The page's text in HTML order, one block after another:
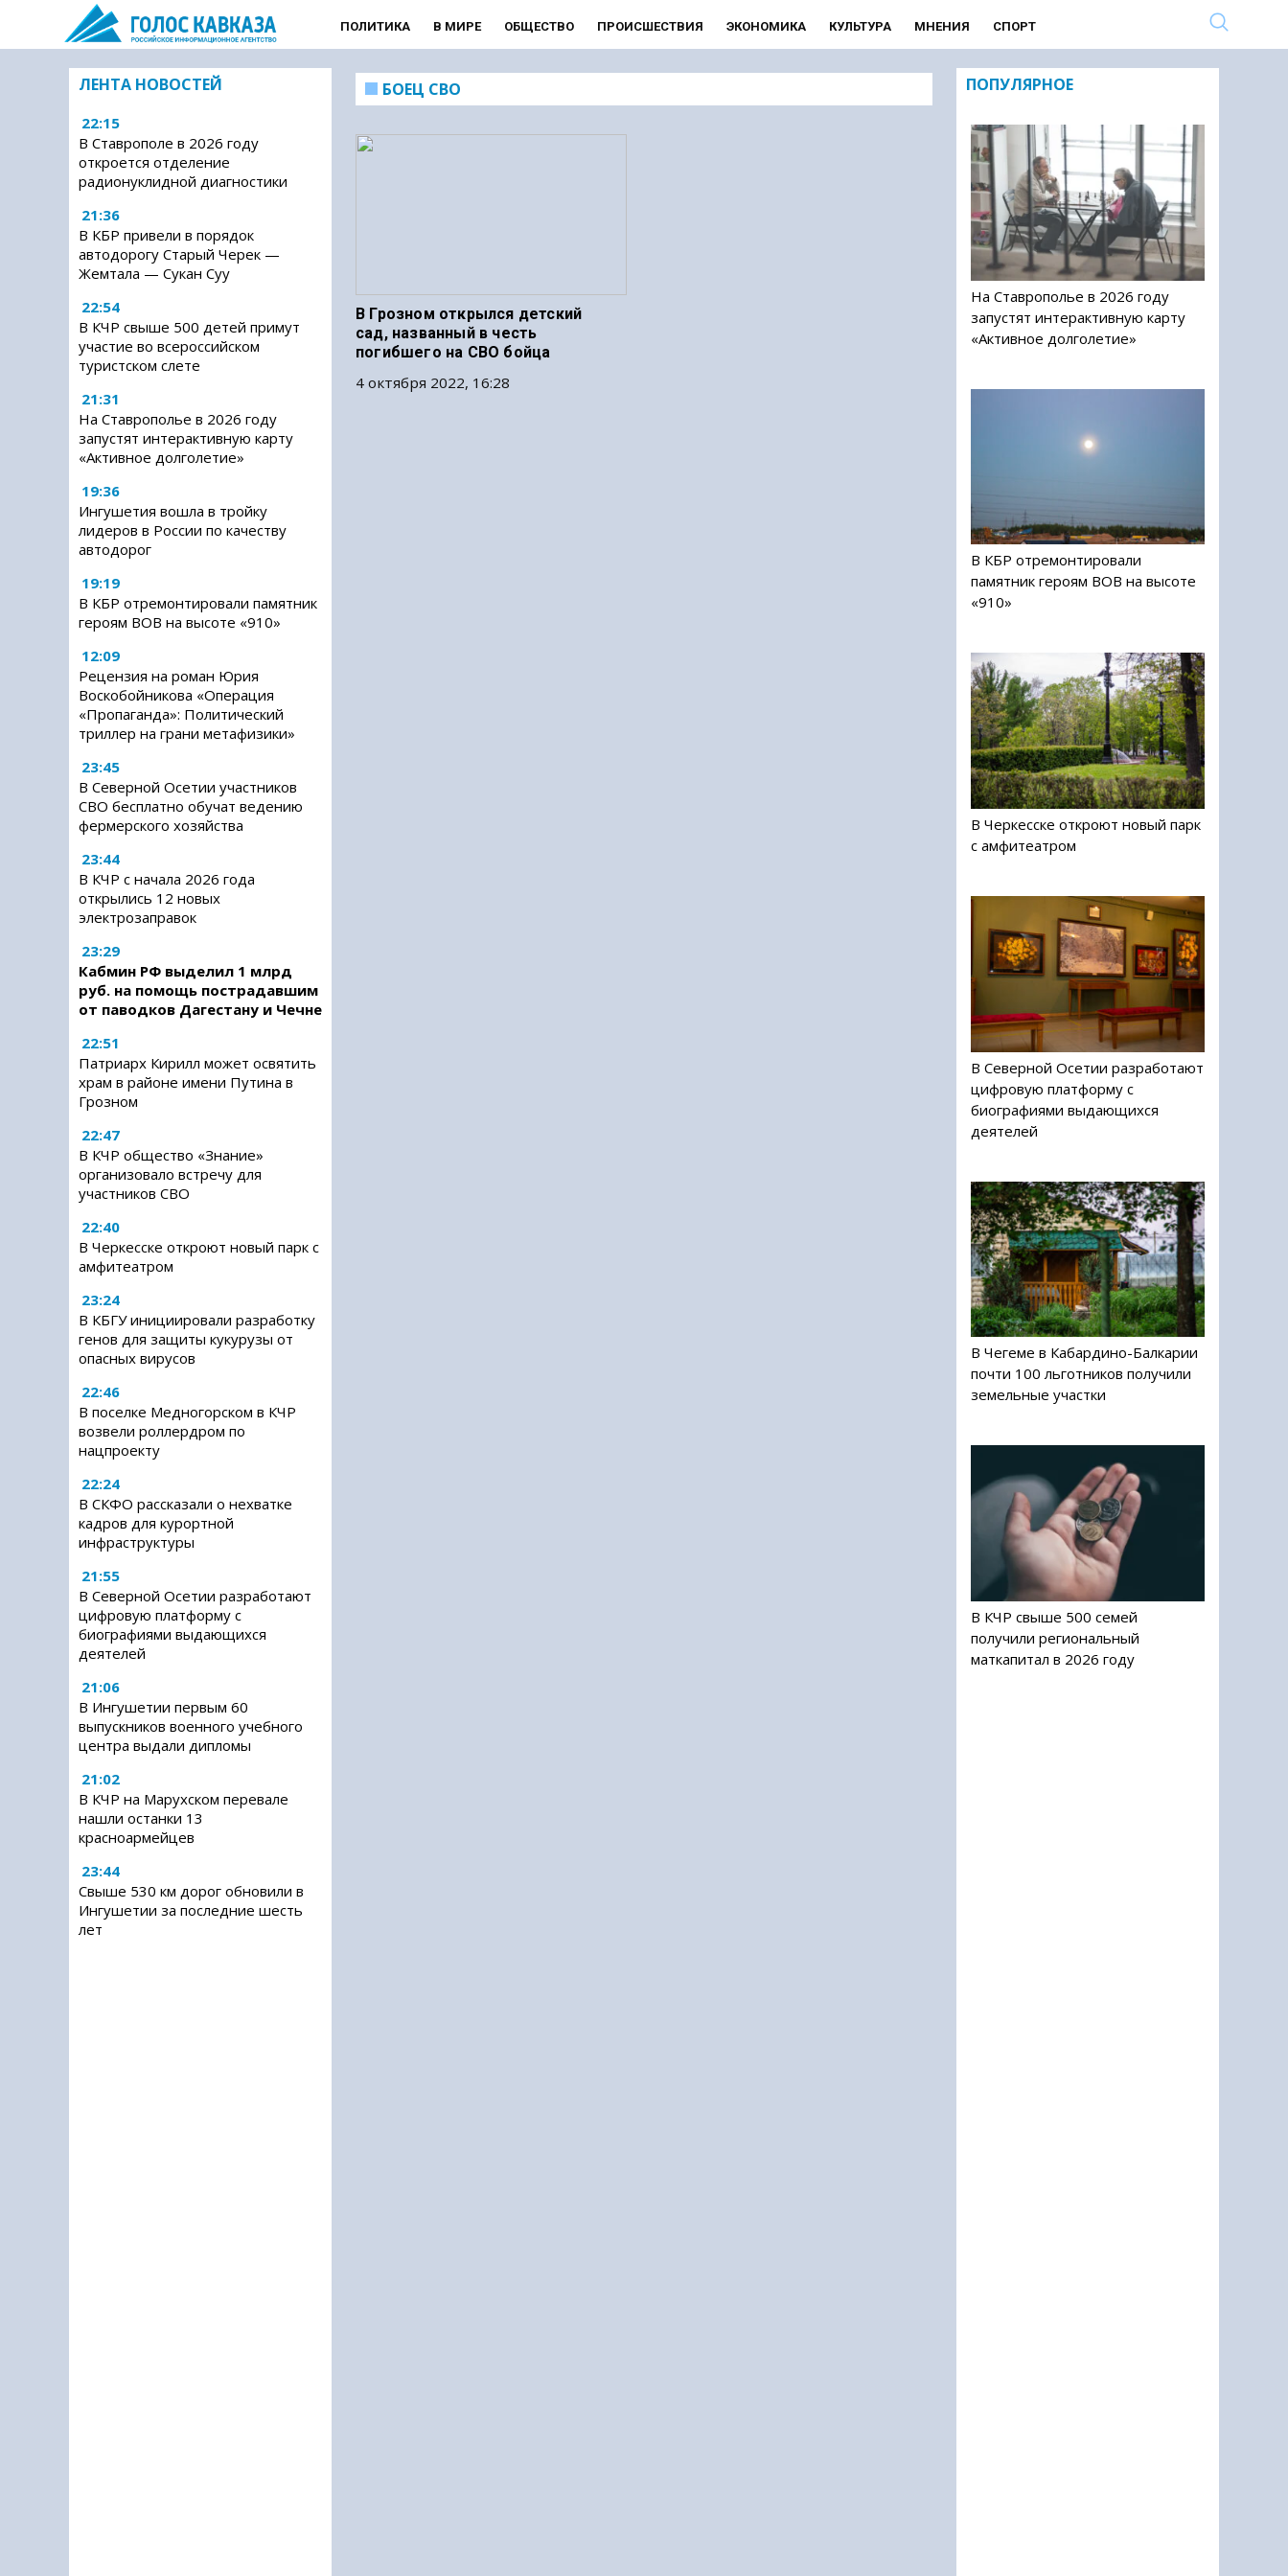
ПОЛИТИКА В МИРЕ ОБЩЕСТВО ПРОИСШЕСТВИЯ ЭКОНОМИКА КУЛЬТУРА МНЕНИЯ СПОРТ
ЛЕНТА НОВОСТЕЙ
22:15
В Ставрополе в 2026 году
откроется отделение
радионуклидной диагностики
21:36
В КБР привели в порядок
автодорогу Старый Черек —
Жемтала — Сукан Суу
22:54
В КЧР свыше 500 детей примут
участие во всероссийском
туристском слете
21:31
На Ставрополье в 2026 году
запустят интерактивную карту
«Активное долголетие»
19:36
Ингушетия вошла в тройку
лидеров в России по качеству
автодорог
19:19
В КБР отремонтировали памятник
героям ВОВ на высоте «910»
12:09
Рецензия на роман Юрия
Воскобойникова «Операция
«Пропаганда»: Политический
триллер на грани метафизики»
23:45
В Северной Осетии участников
СВО бесплатно обучат ведению
фермерского хозяйства
23:44
В КЧР с начала 2026 года
открылись 12 новых
электрозаправок
23:29
Кабмин РФ выделил 1 млрд
руб. на помощь пострадавшим
от паводков Дагестану и Чечне
22:51
Патриарх Кирилл может освятить
храм в районе имени Путина в
Грозном
22:47
В КЧР общество «Знание»
организовало встречу для
участников СВО
22:40
В Черкесске откроют новый парк с
амфитеатром
23:24
В КБГУ инициировали разработку
генов для защиты кукурузы от
опасных вирусов
22:46
В поселке Медногорском в КЧР
возвели роллердром по
нацпроекту
22:24
В СКФО рассказали о нехватке
кадров для курортной
инфраструктуры
21:55
В Северной Осетии разработают
цифровую платформу с
биографиями выдающихся
деятелей
21:06
В Ингушетии первым 60
выпускников военного учебного
центра выдали дипломы
21:02
В КЧР на Марухском перевале
нашли останки 13
красноармейцев
23:44
Свыше 530 км дорог обновили в
Ингушетии за последние шесть
лет
БОЕЦ СВО
В Грозном открылся детский
сад, названный в честь
погибшего на СВО бойца
4 октября 2022, 16:28
ПОПУЛЯРНОЕ
На Ставрополье в 2026 году
запустят интерактивную карту
«Активное долголетие»
В КБР отремонтировали
памятник героям ВОВ на высоте
«910»
В Черкесске откроют новый парк
с амфитеатром
В Северной Осетии разработают
цифровую платформу с
биографиями выдающихся
деятелей
В Чегеме в Кабардино-Балкарии
почти 100 льготников получили
земельные участки
В КЧР свыше 500 семей
получили региональный
маткапитал в 2026 году